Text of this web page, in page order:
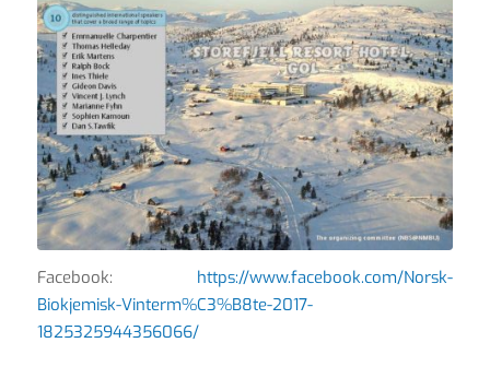
Facebook: https://www.facebook.com/Norsk-
Biokjemisk-Vinterm%C3%B8te-2017-
1825325944356066/